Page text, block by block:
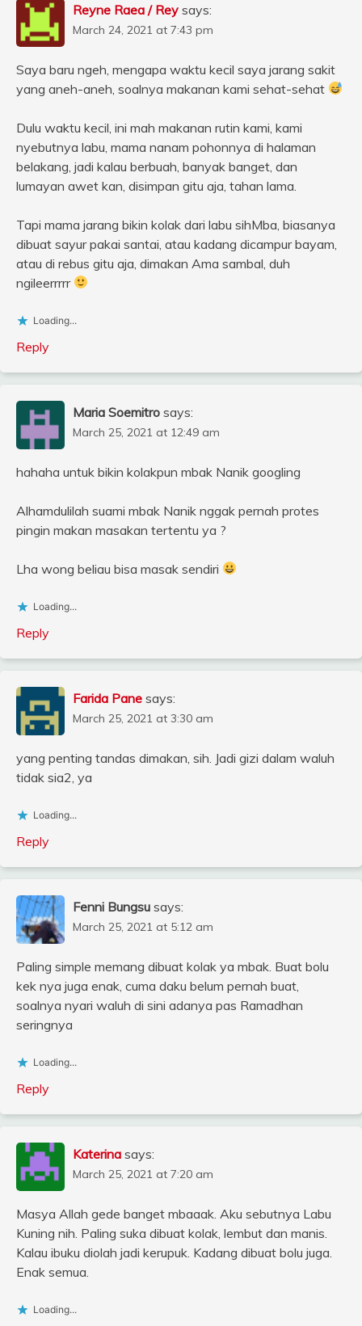
Reyne Raea / Rey says:
March 24, 2021 at 7:43 pm
Saya baru ngeh, mengapa waktu kecil saya jarang sakit
yang aneh-aneh, soalnya makanan kami sehat-sehat
Dulu waktu kecil, ini mah makanan rutin kami, kami
nyebutnya labu, mama nanam pohonnya di halaman
belakang, jadi kalau berbuah, banyak banget, dan
lumayan awet kan, disimpan gitu aja, tahan lama.
Tapi mama jarang bikin kolak dari labu sihMba, biasanya
dibuat sayur pakai santai, atau kadang dicampur bayam,
atau di rebus gitu aja, dimakan Ama sambal, duh
ngileerrrrr
Loading...
Reply
Maria Soemitro says:
March 25, 2021 at 12:49 am
hahaha untuk bikin kolakpun mbak Nanik googling
Alhamdulilah suami mbak Nanik nggak pernah protes
pingin makan masakan tertentu ya ?
Lha wong beliau bisa masak sendiri
Loading...
Reply
Farida Pane says:
March 25, 2021 at 3:30 am
yang penting tandas dimakan, sih. Jadi gizi dalam waluh
tidak sia2, ya
Loading...
Reply
Fenni Bungsu says:
March 25, 2021 at 5:12 am
Paling simple memang dibuat kolak ya mbak. Buat bolu
kek nya juga enak, cuma daku belum pernah buat,
soalnya nyari waluh di sini adanya pas Ramadhan
seringnya
Loading...
Reply
Katerina says:
March 25, 2021 at 7:20 am
Masya Allah gede banget mbaaak. Aku sebutnya Labu
Kuning nih. Paling suka dibuat kolak, lembut dan manis.
Kalau ibuku diolah jadi kerupuk. Kadang dibuat bolu juga.
Enak semua.
Loading...